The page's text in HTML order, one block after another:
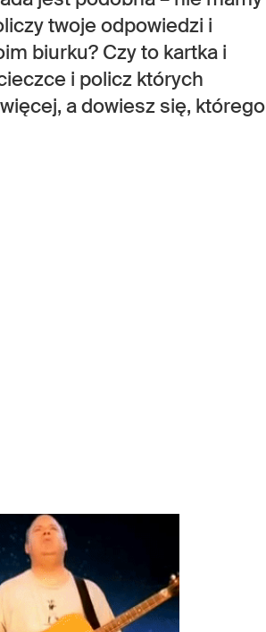
twoje odpowiedzi i
biurku? Czy to kartka i
i policz których
a dowiesz się, którego